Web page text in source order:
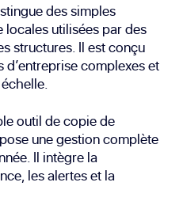
des simples
utilisées par des
structures. Il est conçu
complexes et
outil de copie de
une gestion complète
Il intègre la
les alertes et la